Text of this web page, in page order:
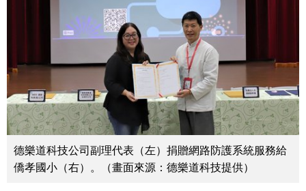
德樂道科技公司副理代表（左）捐贈網路防護系統服務給
僑孝國小（右）。（畫面來源：德樂道科技提供）